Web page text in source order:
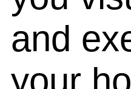
and
your